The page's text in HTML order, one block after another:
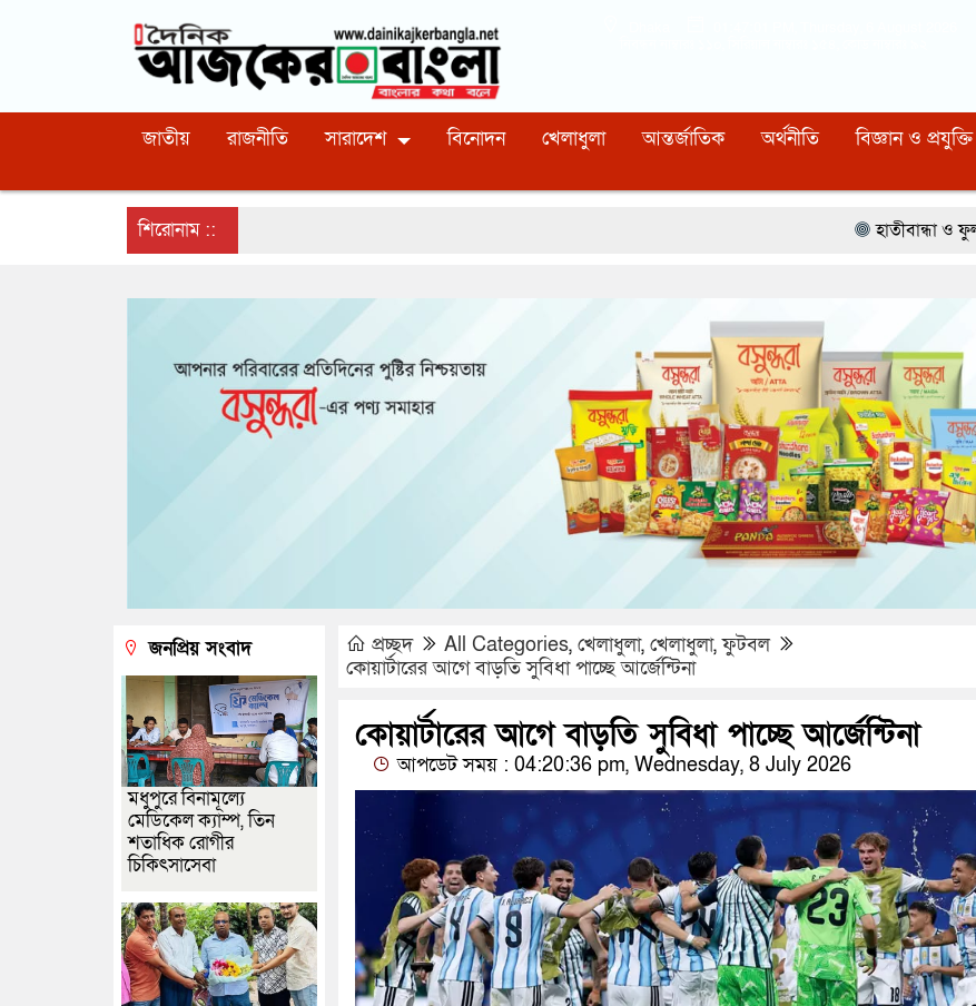
জাতীয় রাজনীতি সারাদেশ বিনোদন খেলাধুলা আন্তর্জাতিক অর্থনীতি বিজ্ঞান ও প্রযুক্তি
শিরোনাম :: হাতীবান্ধা ও ফুলবাড়ী সীমান্তে
প্রচ্ছদ All Categories, খেলাধুলা, খেলাধুলা,ফুটবল
কোয়ার্টারের আগে বাড়তি সুবিধা পাচ্ছে আর্জেন্টিনা
কোয়ার্টারের আগে বাড়তি সুবিধা পাচ্ছে আর্জেন্টিনা
আপডেট সময় : 04:20:36 pm, Wednesday, 8 July 2026
জনপ্রিয় সংবাদ
মধুপুরে বিনামূল্যে
মেডিকেল ক্যাম্প, তিন
শতাধিক রোগীর
চিকিৎসাসেবা